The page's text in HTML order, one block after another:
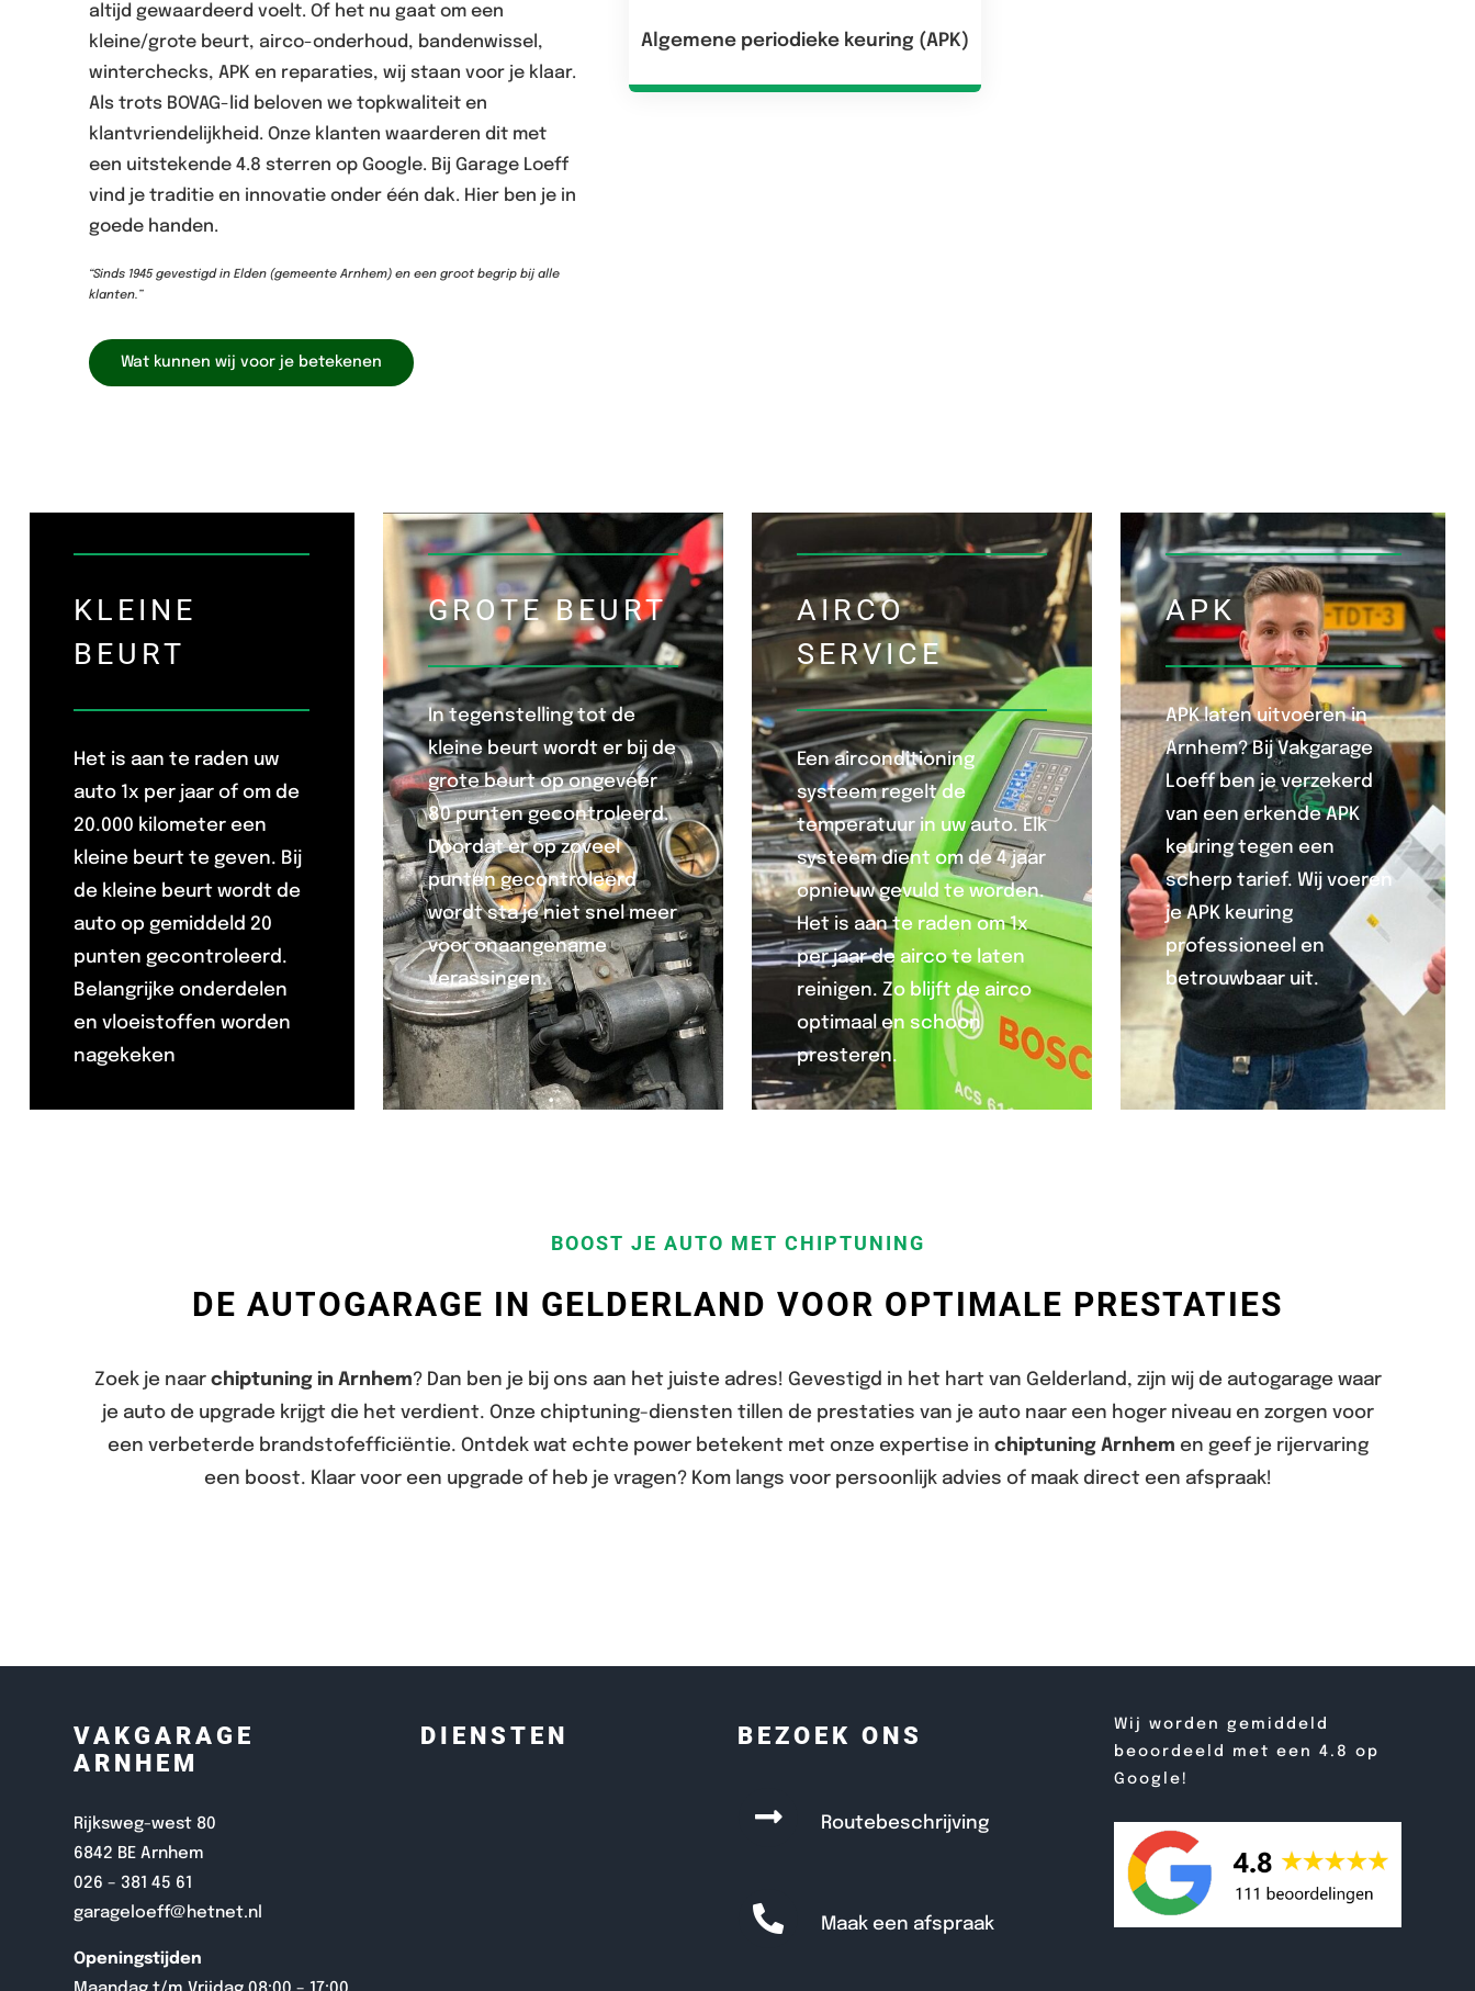
altijd gewaardeerd voelt. Of het nu gaat om een
kleine/grote beurt, airco-onderhoud, bandenwissel,
winterchecks, APK en reparaties, wij staan voor je klaar.
Als trots BOVAG-lid beloven we topkwaliteit en
klantvriendelijkheid. Onze klanten waarderen dit met
een uitstekende 4.8 sterren op Google. Bij Garage Loeff
vind je traditie en innovatie onder één dak. Hier ben je in
goede handen.
“Sinds 1945 gevestigd in Elden (gemeente Arnhem) en een groot begrip bij alle
klanten.”
Wat kunnen wij voor je betekenen
Algemene periodieke keuring (APK)
KLEINE
BEURT
Het is aan te raden uw
auto 1x per jaar of om de
20.000 kilometer een
kleine beurt te geven. Bij
de kleine beurt wordt de
auto op gemiddeld 20
punten gecontroleerd.
Belangrijke onderdelen
en vloeistoffen worden
nagekeken
GROTE BEURT
In tegenstelling tot de
kleine beurt wordt er bij de
grote beurt op ongeveer
80 punten gecontroleerd.
Doordat er op zoveel
punten gecontroleerd
wordt sta je niet snel meer
voor onaangename
verassingen.
AIRCO
SERVICE
Een airconditioning
systeem regelt de
temperatuur in uw auto. Elk
systeem dient om de 4 jaar
opnieuw gevuld te worden.
Het is aan te raden om 1x
per jaar de airco te laten
reinigen. Zo blijft de airco
optimaal en schoon
presteren.
APK
APK laten uitvoeren in
Arnhem? Bij Vakgarage
Loeff ben je verzekerd
van een erkende APK
keuring tegen een
scherp tarief. Wij voeren
je APK keuring
professioneel en
betrouwbaar uit.
BOOST JE AUTO MET CHIPTUNING
DE AUTOGARAGE IN GELDERLAND VOOR OPTIMALE PRESTATIES
Zoek je naar chiptuning in Arnhem? Dan ben je bij ons aan het juiste adres! Gevestigd in het hart van Gelderland, zijn wij de autogarage waar
je auto de upgrade krijgt die het verdient. Onze chiptuning-diensten tillen de prestaties van je auto naar een hoger niveau en zorgen voor
een verbeterde brandstofefficiëntie. Ontdek wat echte power betekent met onze expertise in chiptuning Arnhem en geef je rijervaring
een boost. Klaar voor een upgrade of heb je vragen? Kom langs voor persoonlijk advies of maak direct een afspraak!
VAKGARAGE
ARNHEM
Rijksweg-west 80
6842 BE Arnhem
026 – 381 45 61
garageloeff@hetnet.nl
Openingstijden
DIENSTEN BEZOEK ONS
Routebeschrijving
Maak een afspraak
Wij worden gemiddeld
beoordeeld met een 4.8 op
Google!